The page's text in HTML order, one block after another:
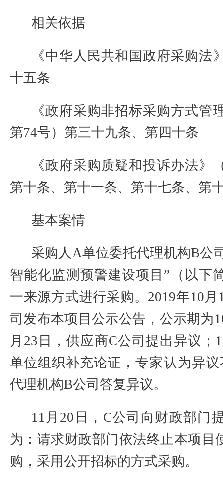
相关依据
《中华人民共和国政府采购法
十五条
《政府采购非招标采购方式管
第74号）第三十九条、第四十条
《政府采购质疑和投诉办法》
第十条、第十一条、第十七条、第
基本案情
采购人A单位委托代理机构B公
智能化监测预警建设项目”（以下
一来源方式进行采购。 2019年10月
司发布本项目公示公告，公示期为
月 23 日，供应商C公司提出异议；
单位组织补充论证，专家认为异议
代理机构B公司答复异议。
11 月 20 日， C公司向财政部门
为：请求财政部门依法终止本项目
购，采用公开招标的方式采购。